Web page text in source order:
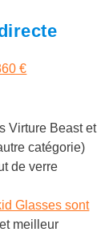
€
Virture Beast et
catégorie)
de verre
Glasses sont
meilleur